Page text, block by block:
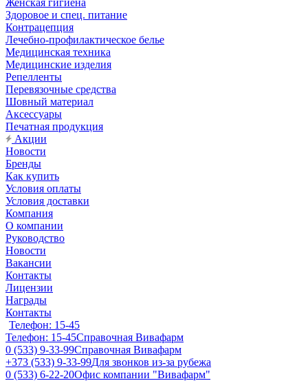
Женская гигиена
Здоровое и спец. питание
Контрацепция
Лечебно-профилактическое белье
Медицинская техника
Медицинские изделия
Репелленты
Перевязочные средства
Шовный материал
Аксессуары
Печатная продукция
Акции
Новости
Бренды
Как купить
Условия оплаты
Условия доставки
Компания
О компании
Руководство
Новости
Вакансии
Контакты
Лицензии
Награды
Контакты
Телефон: 15-45
Телефон: 15-45Справочная Вивафарм
0 (533) 9-33-99Справочная Вивафарм
+373 (533) 9-33-99Для звонков из-за рубежа
0 (533) 6-22-20Офис компании "Вивафарм"